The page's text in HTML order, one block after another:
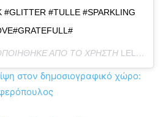
#GLITTER #TULLE #SPARKLING
ΑΠΌ ΤΟ ΧΡΉΣΤΗ LELEGOFA
στον δημοσιογραφικό χώρο: